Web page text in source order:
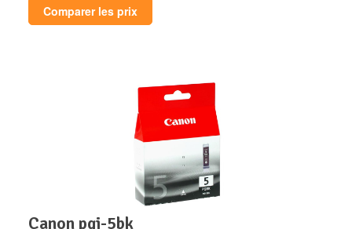
Comparer les prix
canon pgi-5bk